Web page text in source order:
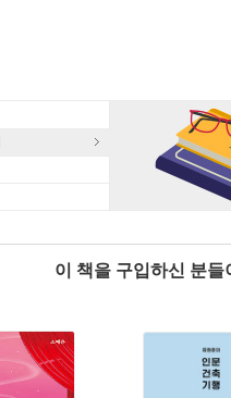
이 책을 구입하신 분